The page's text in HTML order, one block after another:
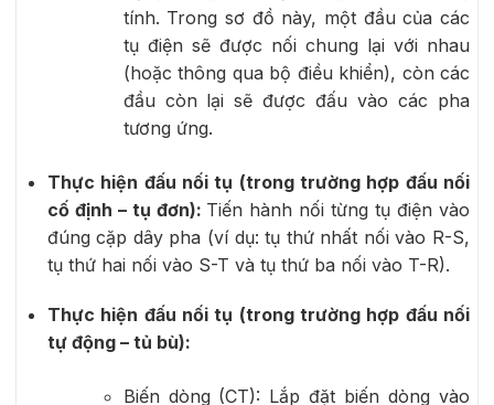
tính. Trong sơ đồ này, một đầu của các
tụ điện sẽ được nối chung lại với nhau
(hoặc thông qua bộ điều khiển), còn các
đầu còn lại sẽ được đấu vào các pha
tương ứng.
Thực hiện đấu nối tụ (trong trường hợp đấu nối
cố định – tụ đơn): Tiến hành nối từng tụ điện vào
đúng cặp dây pha (ví dụ: tụ thứ nhất nối vào R-S,
tụ thứ hai nối vào S-T và tụ thứ ba nối vào T-R).
Thực hiện đấu nối tụ (trong trường hợp đấu nối
tự động – tủ bù):
Biến dòng (CT): Lắp đặt biến dòng vào